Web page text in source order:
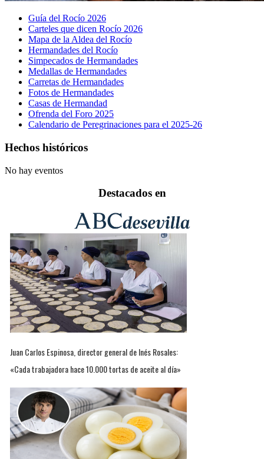
Guía del Rocío 2026
Carteles que dicen Rocío 2026
Mapa de la Aldea del Rocío
Hermandades del Rocío
Simpecados de Hermandades
Medallas de Hermandades
Carretas de Hermandades
Fotos de Hermandades
Casas de Hermandad
Ofrenda del Foro 2025
Calendario de Peregrinaciones para el 2025-26
Hechos históricos
No hay eventos
Destacados en
Juan Carlos Espinosa, director general de Inés Rosales:
«Cada trabajadora hace 10.000 tortas de aceite al día»